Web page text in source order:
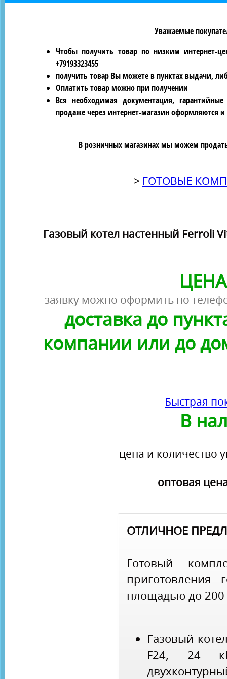
Уважаемые
Чтобы получить товар по низким интернет-
+79193323455
получить товар Вы можете в пунктах выдачи,
Оплатить товар можно при получении
Вся необходимая документация,
продаже через интернет-магазин оформляются
В розничных магазинах мы можем
> ГОТОВЫЕ
Газовый котел настенный Ferroli
заявку можно оформить по
доставка до
компании или до
Быстрая
В
цена и количество
оптовая
ОТЛИЧНОЕ
Готовый
площадью до 200
Газовый
F24, 24